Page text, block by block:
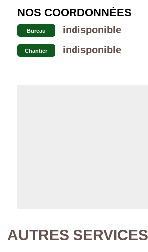
NOS COORDONNÉES
Bureau indisponible
Chantier indisponible
AUTRES SERVICES